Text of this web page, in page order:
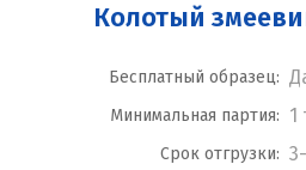
Колотый
Бесплатный образец:
Минимальная партия: 1
Срок отгрузки: